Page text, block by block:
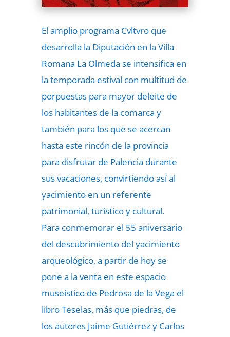
El amplio programa Cvltvro que
desarrolla la Diputación en la Villa
Romana La Olmeda se intensifica en
la temporada estival con multitud de
porpuestas para mayor deleite de
los habitantes de la comarca y
también para los que se acercan
hasta este rincón de la provincia
para disfrutar de Palencia durante
sus vacaciones, convirtiendo así al
yacimiento en un referente
patrimonial, turístico y cultural.
Para conmemorar el 55 aniversario
del descubrimiento del yacimiento
arqueológico, a partir de hoy se
pone a la venta en este espacio
museístico de Pedrosa de la Vega el
libro Teselas, más que piedras, de
los autores Jaime Gutiérrez y Carlos